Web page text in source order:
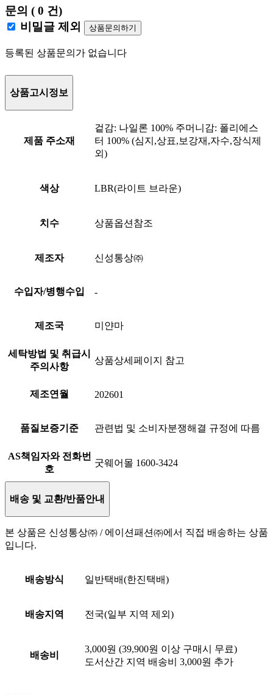
문의 ( 0 건)
비밀글 제외
상품문의하기
등록된 상품문의가 없습니다
상품고시정보
제품 주소재
겉감: 나일론 100% 주머니감: 폴리에스
터 100% (심지,상표,보강재,자수,장식제
외)
색상 LBR(라이트 브라운)
치수 상품옵션참조
제조자 신성통상㈜
수입자/병행수입 -
제조국 미얀마
세탁방법 및 취급시
주의사항
상품상세페이지 참고
제조연월 202601
품질보증기준 관련법 및 소비자분쟁해결 규정에 따름
AS책임자와 전화번
호
굿웨어몰 1600-3424
배송 및 교환/반품안내
본 상품은 신성통상㈜ / 에이션패션㈜에서 직접 배송하는 상품
입니다.
배송방식 일반택배(한진택배)
배송지역 전국(일부 지역 제외)
배송비
3,000원 (39,900원 이상 구매시 무료)
도서산간 지역 배송비 3,000원 추가